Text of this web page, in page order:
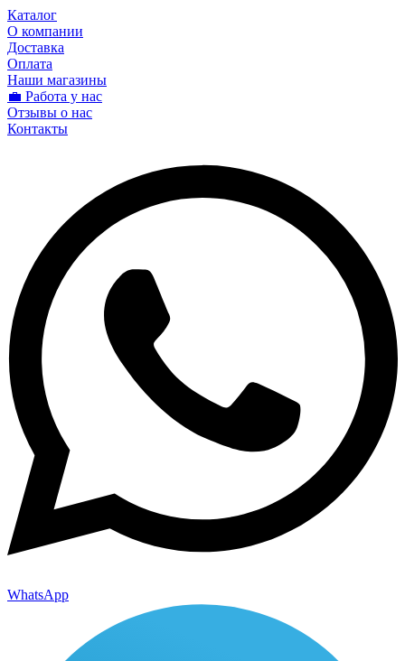
Каталог
О компании
Доставка
Оплата
Наши магазины
💼 Работа у нас
Отзывы о нас
Контакты
WhatsApp